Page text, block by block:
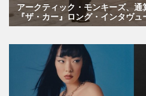
アークティック・モンキーズ、
『ザ・カー』ロング・インタヴュ